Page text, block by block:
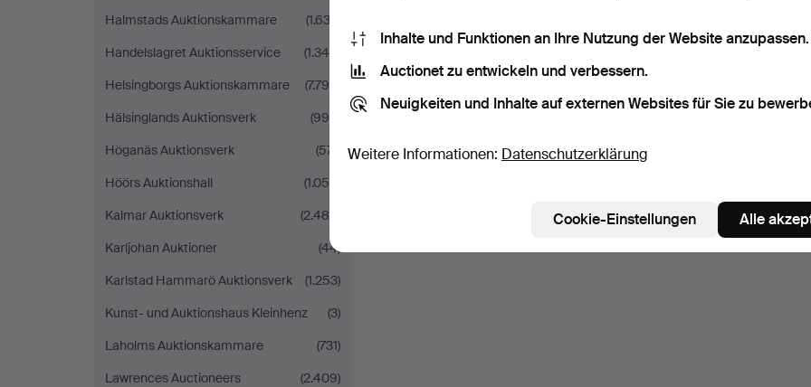
Halmstads Auktionskammare
(1.632)
Handelslagret Auktionsservice
(1.348)
Helsingborgs Auktionskammare
(7.799)
Hälsinglands Auktionsverk
(996)
Höganäs Auktionsverk
(571)
Höörs Auktionshall
(1.055)
Kalmar Auktionsverk
(2.480)
Karljohan Auktioner
(44)
Karlstad Hammarö Auktionsverk
(1.253)
Kunst- und Auktionshaus Kleinhenz
(3)
Laholms Auktionskammare
(731)
Lawrences Auctioneers
(2.409)
Inhalte und Funktionen an Ihre Nutzung der Website anzupassen.
Auctionet zu entwickeln und verbessern.
Neuigkeiten und Inhalte auf externen Websites für Sie zu
Weitere Informationen: Datenschutzerklärung
Cookie-Einstellungen Alle